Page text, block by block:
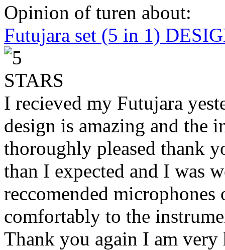
Opinion of turen about:
Futujara set (5 in 1)
I recieved my Futujara
design is amazing and the
thoroughly pleased thank
than I expected and I was
reccomended
comfortably to the
Thank you again I am